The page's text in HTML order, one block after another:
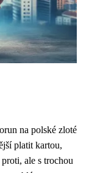
na polské zloté
platit kartou,
ale s trochou